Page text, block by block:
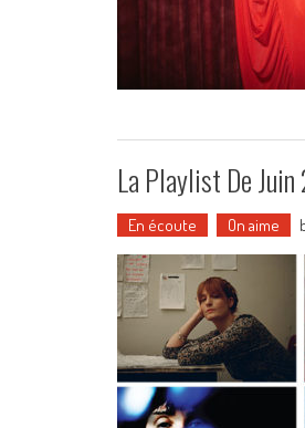
La Playlist De
En écoute On aime